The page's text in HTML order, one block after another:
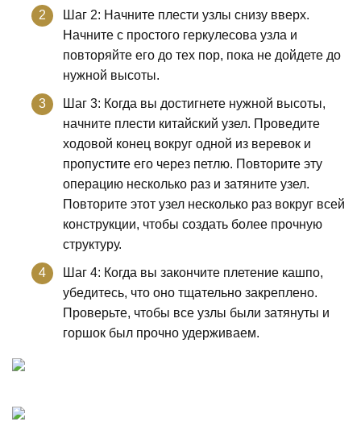
Шаг 2: Начните плести узлы снизу вверх.
Начните с простого геркулесова узла и
повторяйте его до тех пор, пока не дойдете до
нужной высоты.
Шаг 3: Когда вы достигнете нужной высоты,
начните плести китайский узел. Проведите
ходовой конец вокруг одной из веревок и
пропустите его через петлю. Повторите эту
операцию несколько раз и затяните узел.
Повторите этот узел несколько раз вокруг всей
конструкции, чтобы создать более прочную
структуру.
Шаг 4: Когда вы закончите плетение кашпо,
убедитесь, что оно тщательно закреплено.
Проверьте, чтобы все узлы были затянуты и
горшок был прочно удерживаем.